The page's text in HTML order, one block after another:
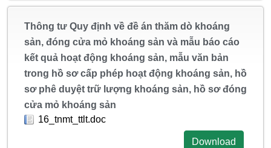
Thông tư Quy định về đề án thăm dò khoáng
sản, đóng cửa mỏ khoáng sản và mẫu báo cáo
kết quả hoạt động khoáng sản, mẫu văn bản
trong hồ sơ cấp phép hoạt động khoáng sản, hồ
sơ phê duyệt trữ lượng khoáng sản, hồ sơ đóng
cửa mỏ khoáng sản
16_tnmt_ttlt.doc
Download